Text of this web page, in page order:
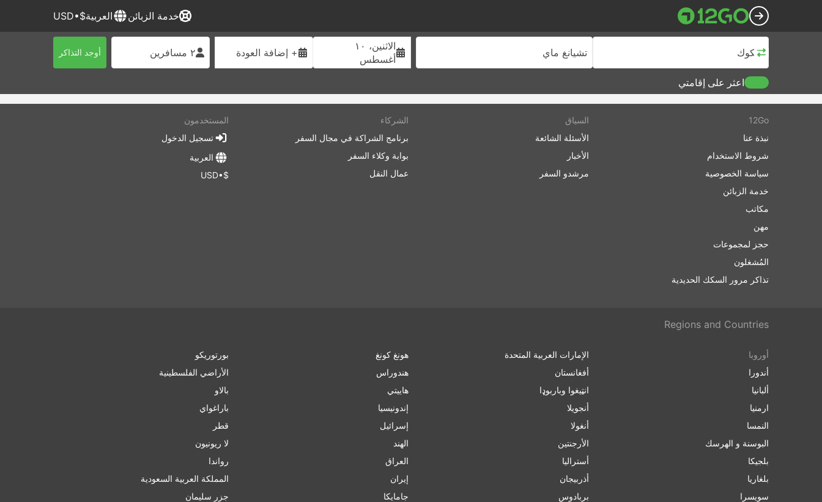
خدمة الزبائن العربية$•USD
بانكوك تشيانغ ماي
الاثنين، ١٠
أغسطس
+ إضافة العودة ٢ مسافرين أوجد التذاكر
اعثر على إقامتي
12Go
نبذة عنا
شروط الاستخدام
سياسة الخصوصية
خدمة الزبائن
مكاتب
مهن
حجز لمجموعات
المُشغلون
تذاكر مرور السكك الحديدية
السياق
الأسئلة الشائعة
الأخبار
مرشدو السفر
الشركاء
برنامج الشراكة في مجال السفر
بوابة وكلاء السفر
عمال النقل
المستخدمون
تسجيل الدخول
العربية
$•USD
Regions and Countries
أوروبا
أندورا
ألبانيا
ارمنیا
النمسا
البوسنة و الهرسك
بلجيكا
بلغاریا
سويسرا
الإمارات العربية المتحدة
أفغانستان
انټیغوا وباربوډا
أنجويلا
أنغولا
الأرجنتين
أسترالیا
أذربيجان
بربادوس
هونغ كونغ
هندوراس
هاييتي
إندونيسيا
إسرائیل
الهند
العراق
إيران
جامايكا
بورتوريكو
الأراضي الفلسطينية
بالاو
باراغواي
قطر
لا ريونيون
رواندا
المملكة العربية السعودية
جزر سليمان